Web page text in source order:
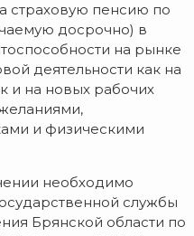
страховую пенсию по
досрочно) в
на рынке
деятельности как на
и на новых рабочих
и физическими
необходимо
службы
Брянской области по